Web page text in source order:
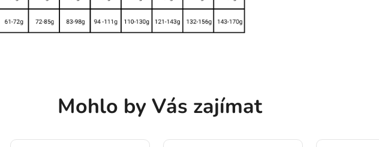
Mohlo by Vás zajímat